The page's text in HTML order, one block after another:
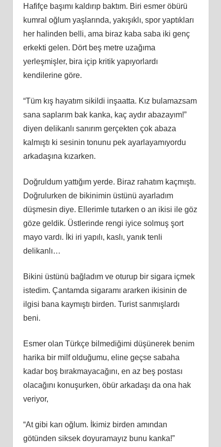
Hafifçe başımı kaldırıp baktım. Biri esmer öbürü
kumral oğlum yaşlarında, yakışıklı, spor yaptıkları
her halinden belli, ama biraz kaba saba iki genç
erkekti gelen. Dört beş metre uzağıma
yerleşmişler, bira içip kritik yapıyorlardı
kendilerine göre.
“Tüm kış hayatım sikildi inşaatta. Kız bulamazsam
sana saplarım bak kanka, kaç aydır abazayım!”
diyen delikanlı sanırım gerçekten çok abaza
kalmıştı ki sesinin tonunu pek ayarlayamıyordu
arkadaşına kızarken.
Doğruldum yattığım yerde. Biraz rahatım kaçmıştı.
Doğrulurken de bikinimin üstünü ayarladım
düşmesin diye. Ellerimle tutarken o an ikisi ile göz
göze geldik. Üstlerinde rengi iyice solmuş şort
mayo vardı. İki iri yapılı, kaslı, yanık tenli
delikanlı…
Bikini üstünü bağladım ve oturup bir sigara içmek
istedim. Çantamda sigaramı ararken ikisinin de
ilgisi bana kaymıştı birden. Turist sanmışlardı
beni.
Esmer olan Türkçe bilmediğimi düşünerek benim
harika bir milf olduğumu, eline geçse sabaha
kadar boş bırakmayacağını, en az beş postası
olacağını konuşurken, öbür arkadaşı da ona hak
veriyor,
“At gibi karı oğlum. İkimiz birden amından
götünden siksek doyuramayız bunu kanka!”